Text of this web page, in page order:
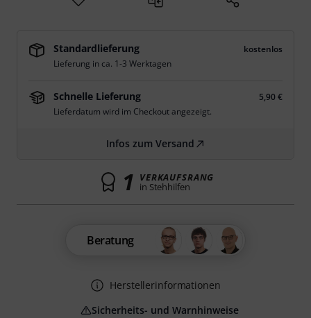
Standardlieferung
kostenlos
Lieferung in ca. 1-3 Werktagen
Schnelle Lieferung
5,90 €
Lieferdatum wird im Checkout angezeigt.
Infos zum Versand
1 VERKAUFSRANG
in Stehhilfen
Beratung
Herstellerinformationen
Sicherheits- und Warnhinweise